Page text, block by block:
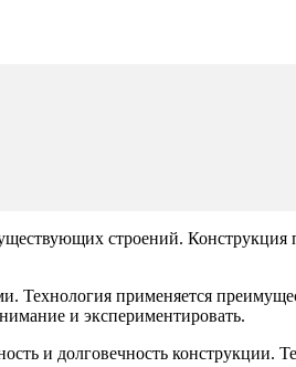
строений.
Технология применяется
и экспериментировать.
и долговечность конструкции.